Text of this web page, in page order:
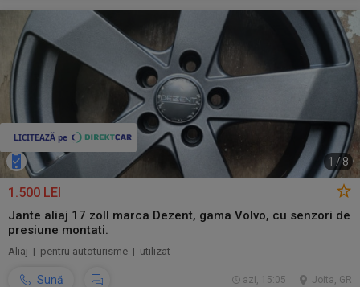
1 /8
1.500 LEI
Jante aliaj 17 zoll marca Dezent, gama Volvo, cu senzori de
presiune montati.
Aliaj | pentru autoturisme | utilizat
Sună Joita, GR
azi, 15:05